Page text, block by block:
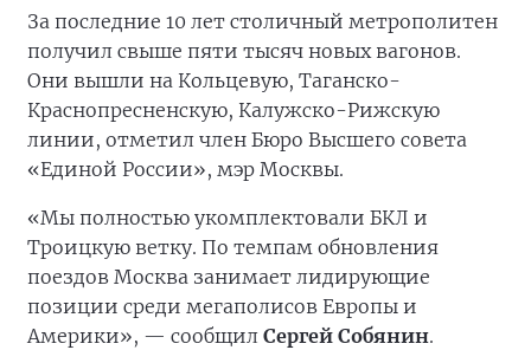
За последние 10 лет столичный метрополитен
получил свыше пяти тысяч новых вагонов.
Они вышли на Кольцевую, Таганско-
Краснопресненскую, Калужско-Рижскую
линии, отметил член Бюро Высшего совета
«Единой России», мэр Москвы.
«Мы полностью укомплектовали БКЛ и
Троицкую ветку. По темпам обновления
поездов Москва занимает лидирующие
позиции среди мегаполисов Европы и
Америки», — сообщил Сергей Собянин.